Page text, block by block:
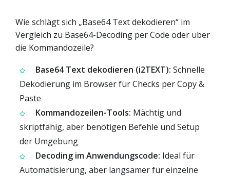
Wie schlägt sich „Base64 Text dekodieren“ im
Vergleich zu Base64-Decoding per Code oder über
die Kommandozeile?
Base64 Text dekodieren (i2TEXT): Schnelle
Dekodierung im Browser für Checks per Copy &
Paste
Kommandozeilen-Tools: Mächtig und
skriptfähig, aber benötigen Befehle und Setup
der Umgebung
Decoding im Anwendungscode: Ideal für
Automatisierung, aber langsamer für einzelne